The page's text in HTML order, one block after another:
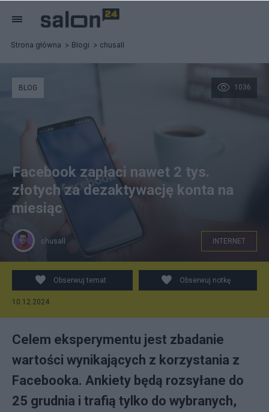
Strona główna Blogi chusall
Shutterstock
1036
BLOG
Facebook zapłaci nawet 2 tys.
złotych za dezaktywację konta na
miesiąc
chusall INTERNET
Obserwuj temat Obserwuj notkę
10.12.2024
Celem eksperymentu jest zbadanie
wartości wynikających z korzystania z
Facebooka. Ankiety będą rozsyłane do
25 grudnia i trafią tylko do wybranych,